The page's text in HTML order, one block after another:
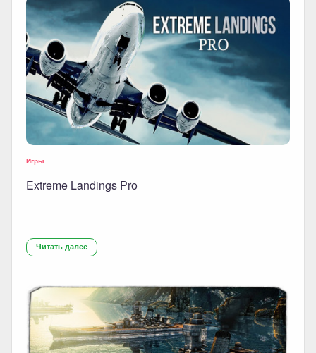
Игры
Extreme Landings Pro
Читать далее